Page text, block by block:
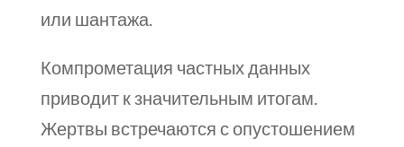
или шантажа.
Компрометация частных данных
приводит к значительным итогам.
Жертвы встречаются с опустошением